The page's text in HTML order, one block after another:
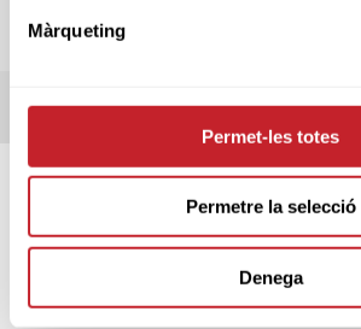
Màrqueting
Permet-les totes
Permetre la selecció
Denega
REGLAMENT
INSCRITS
SPONSORS